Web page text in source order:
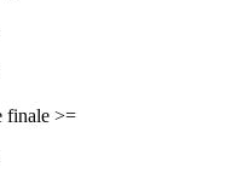
finale >=